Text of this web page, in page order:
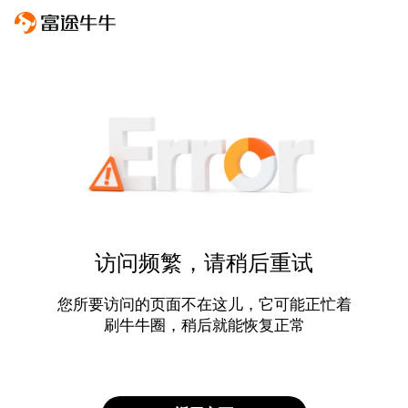
访问频繁，请稍后重试
您所要访问的页面不在这儿，它可能正忙着
刷牛牛圈，稍后就能恢复正常